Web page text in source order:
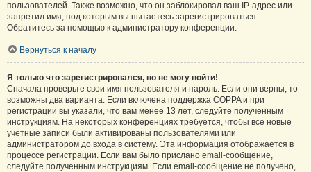
пользователей. Также возможно, что он заблокировал ваш IP-адрес или
запретил имя, под которым вы пытаетесь зарегистрироваться.
Обратитесь за помощью к администратору конференции.
Вернуться к началу
Я только что зарегистрировался, но не могу войти!
Сначала проверьте свои имя пользователя и пароль. Если они верны, то
возможны два варианта. Если включена поддержка COPPA и при
регистрации вы указали, что вам менее 13 лет, следуйте полученным
инструкциям. На некоторых конференциях требуется, чтобы все новые
учётные записи были активированы пользователями или
администратором до входа в систему. Эта информация отображается в
процессе регистрации. Если вам было прислано email-сообщение,
следуйте полученным инструкциям. Если email-сообщение не получено,